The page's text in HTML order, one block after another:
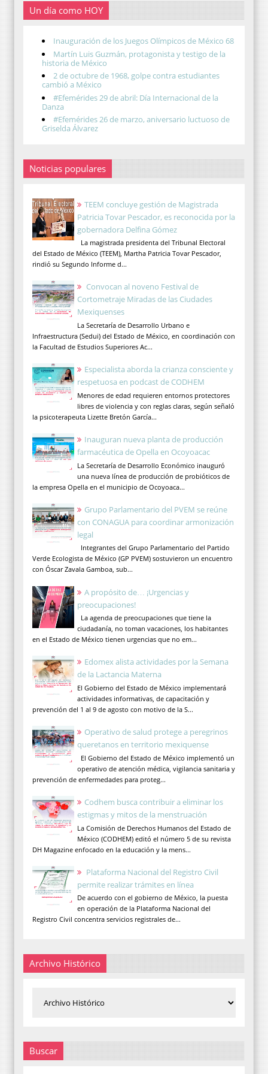
Un día como HOY
Inauguración de los Juegos Olímpicos de México 68
Martín Luis Guzmán, protagonista y testigo de la
historia de México
2 de octubre de 1968, golpe contra estudiantes
cambió a México
#Efemérides 29 de abril: Día Internacional de la
Danza
#Efemérides 26 de marzo, aniversario luctuoso de
Griselda Álvarez
Noticias populares
TEEM concluye gestión de Magistrada
Patricia Tovar Pescador, es reconocida por la
gobernadora Delfina Gómez
La magistrada presidenta del Tribunal Electoral
del Estado de México (TEEM), Martha Patricia Tovar Pescador,
rindió su Segundo Informe d...
Convocan al noveno Festival de
Cortometraje Miradas de las Ciudades
Mexiquenses
La Secretaría de Desarrollo Urbano e
Infraestructura (Sedui) del Estado de México, en coordinación con
la Facultad de Estudios Superiores Ac...
Especialista aborda la crianza consciente y
respetuosa en podcast de CODHEM
Menores de edad requieren entornos protectores
libres de violencia y con reglas claras, según señaló
la psicoterapeuta Lizette Bretón García...
Inauguran nueva planta de producción
farmacéutica de Opella en Ocoyoacac
La Secretaría de Desarrollo Económico inauguró
una nueva línea de producción de probióticos de
la empresa Opella en el municipio de Ocoyoaca...
Grupo Parlamentario del PVEM se reúne
con CONAGUA para coordinar armonización
legal
Integrantes del Grupo Parlamentario del Partido
Verde Ecologista de México (GP PVEM) sostuvieron un encuentro
con Óscar Zavala Gamboa, sub...
A propósito de… ¡Urgencias y
preocupaciones!
La agenda de preocupaciones que tiene la
ciudadanía, no toman vacaciones, los habitantes
en el Estado de México tienen urgencias que no em...
Edomex alista actividades por la Semana
de la Lactancia Materna
El Gobierno del Estado de México implementará
actividades informativas, de capacitación y
prevención del 1 al 9 de agosto con motivo de la S...
Operativo de salud protege a peregrinos
queretanos en territorio mexiquense
El Gobierno del Estado de México implementó un
operativo de atención médica, vigilancia sanitaria y
prevención de enfermedades para proteg...
Codhem busca contribuir a eliminar los
estigmas y mitos de la menstruación
La Comisión de Derechos Humanos del Estado de
México (CODHEM) editó el número 5 de su revista
DH Magazine enfocado en la educación y la mens...
Plataforma Nacional del Registro Civil
permite realizar trámites en línea
De acuerdo con el gobierno de México, la puesta
en operación de la Plataforma Nacional del
Registro Civil concentra servicios registrales de...
Archivo Histórico
Buscar